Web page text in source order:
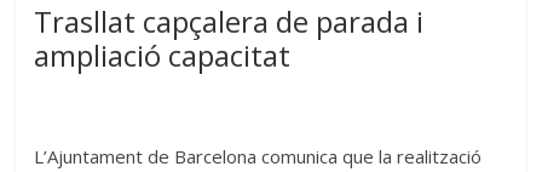
Trasllat capçalera de parada i
ampliació capacitat
L’Ajuntament de Barcelona comunica que la realització